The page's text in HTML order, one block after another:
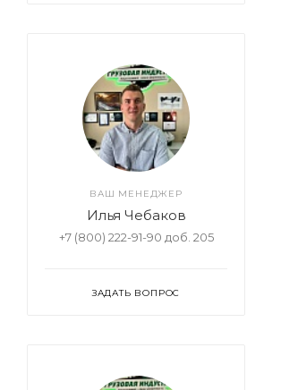
ВАШ МЕНЕДЖЕР
Илья Чебаков
+7 (800) 222-91-90 доб. 205
ЗАДАТЬ ВОПРОС